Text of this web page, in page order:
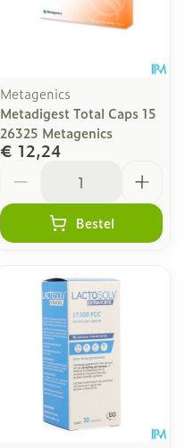
Metagenics
Metadigest Total Caps 15
26325 Metagenics
€ 12,24
Bestel